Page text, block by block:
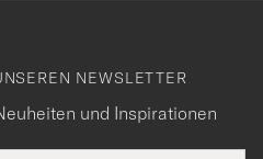
NEWSLETTER
und Inspirationen